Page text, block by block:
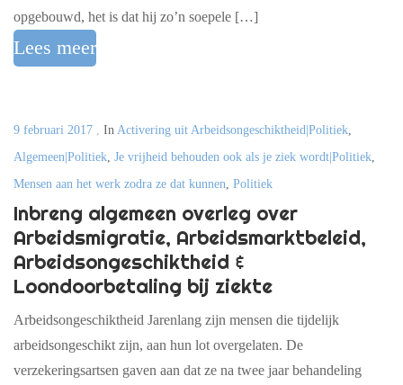
opgebouwd, het is dat hij zo’n soepele […]
Lees meer
9 februari 2017 , In Activering uit Arbeidsongeschiktheid|Politiek,
Algemeen|Politiek, Je vrijheid behouden ook als je ziek wordt|Politiek,
Mensen aan het werk zodra ze dat kunnen, Politiek
Inbreng algemeen overleg over
Arbeidsmigratie, Arbeidsmarktbeleid,
Arbeidsongeschiktheid &
Loondoorbetaling bij ziekte
Arbeidsongeschiktheid Jarenlang zijn mensen die tijdelijk
arbeidsongeschikt zijn, aan hun lot overgelaten. De
verzekeringsartsen gaven aan dat ze na twee jaar behandeling